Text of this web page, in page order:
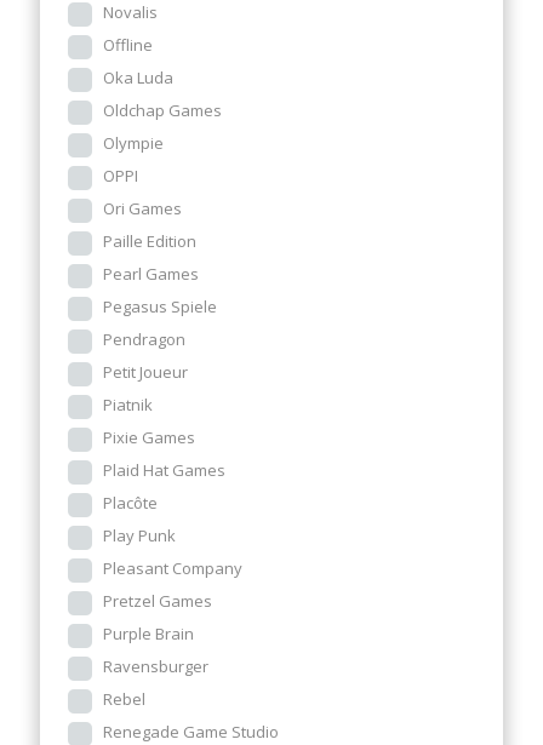
Novalis
Offline
Oka Luda
Oldchap Games
Olympie
OPPI
Ori Games
Paille Edition
Pearl Games
Pegasus Spiele
Pendragon
Petit Joueur
Piatnik
Pixie Games
Plaid Hat Games
Placôte
Play Punk
Pleasant Company
Pretzel Games
Purple Brain
Ravensburger
Rebel
Renegade Game Studio